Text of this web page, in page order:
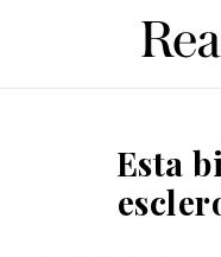
Esta